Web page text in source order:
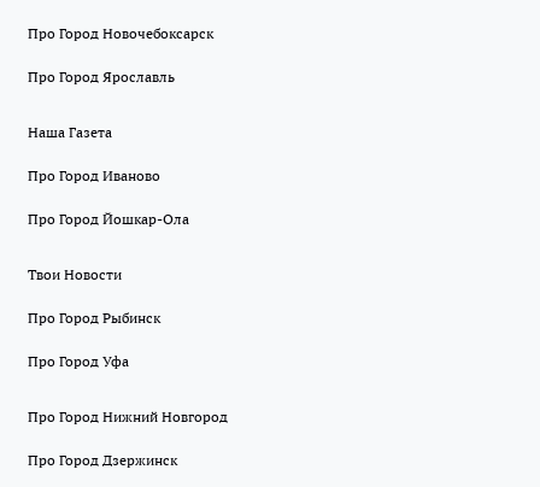
Про Город Новочебоксарск
Про Город Ярославль
Наша Газета
Про Город Иваново
Про Город Йошкар-Ола
Твои Новости
Про Город Рыбинск
Про Город Уфа
Про Город Нижний Новгород
Про Город Дзержинск